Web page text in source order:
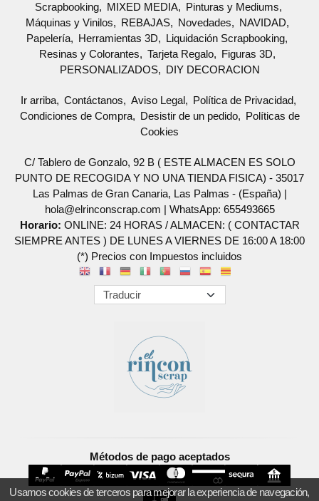
Scrapbooking MIXED MEDIA
Pinturas y Mediums
Máquinas y Vinilos
REBAJAS Novedades
NAVIDAD
Papelería
Herramientas 3D
Liquidación Scrapbooking
Resinas y Colorantes
Tarjeta Regalo
Figuras 3D
PERSONALIZADOS
DIY DECORACION
Ir arriba Contáctanos Aviso Legal
Política de Privacidad
Condiciones de Compra
Desistir de un pedido
Políticas de
Cookies
C/ Tablero de Gonzalo, 92 B ( ESTE ALMACEN ES SOLO
PUNTO DE RECOGIDA Y NO UNA TIENDA FISICA) - 35017
Las Palmas de Gran Canaria, Las Palmas - (España) |
hola@elrinconscrap.com | WhatsApp: 655493665
Horario: ONLINE: 24 HORAS / ALMACEN: ( CONTACTAR
SIEMPRE ANTES ) DE LUNES A VIERNES DE 16:00 A 18:00
(*) Precios con Impuestos incluidos
Métodos de pago aceptados
Usamos cookies de terceros para mejorar la experiencia de navegación,